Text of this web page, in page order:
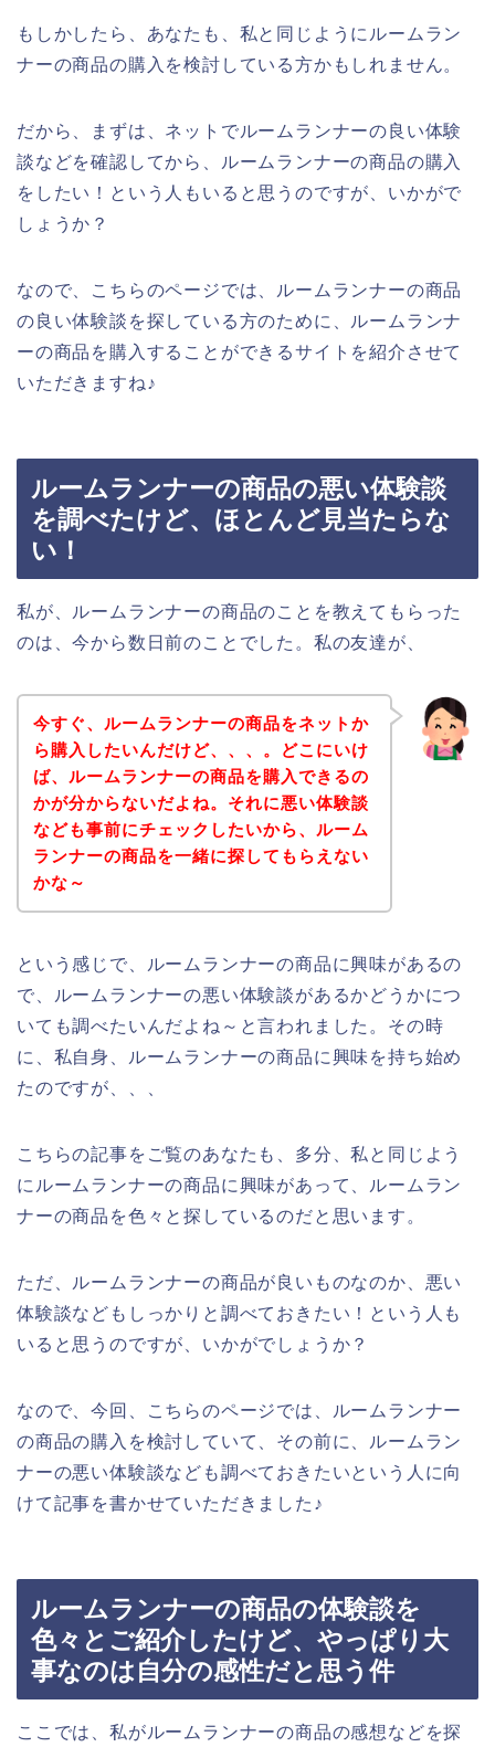
もしかしたら、あなたも、私と同じようにルームラン
ナーの商品の購入を検討している方かもしれません。
だから、まずは、ネットでルームランナーの良い体験
談などを確認してから、ルームランナーの商品の購入
をしたい！という人もいると思うのですが、いかがで
しょうか？
なので、こちらのページでは、ルームランナーの商品
の良い体験談を探している方のために、ルームランナ
ーの商品を購入することができるサイトを紹介させて
いただきますね♪
ルームランナーの商品の悪い体験談
を調べたけど、ほとんど見当たらな
い！
私が、ルームランナーの商品のことを教えてもらった
のは、今から数日前のことでした。私の友達が、
今すぐ、ルームランナーの商品をネットか
ら購入したいんだけど、、、。どこにいけ
ば、ルームランナーの商品を購入できるの
かが分からないだよね。それに悪い体験談
なども事前にチェックしたいから、ルーム
ランナーの商品を一緒に探してもらえない
かな～
という感じで、ルームランナーの商品に興味があるの
で、ルームランナーの悪い体験談があるかどうかにつ
いても調べたいんだよね～と言われました。その時
に、私自身、ルームランナーの商品に興味を持ち始め
たのですが、、、
こちらの記事をご覧のあなたも、多分、私と同じよう
にルームランナーの商品に興味があって、ルームラン
ナーの商品を色々と探しているのだと思います。
ただ、ルームランナーの商品が良いものなのか、悪い
体験談などもしっかりと調べておきたい！という人も
いると思うのですが、いかがでしょうか？
なので、今回、こちらのページでは、ルームランナー
の商品の購入を検討していて、その前に、ルームラン
ナーの悪い体験談なども調べておきたいという人に向
けて記事を書かせていただきました♪
ルームランナーの商品の体験談を
色々とご紹介したけど、やっぱり大
事なのは自分の感性だと思う件
ここでは、私がルームランナーの商品の感想などを探